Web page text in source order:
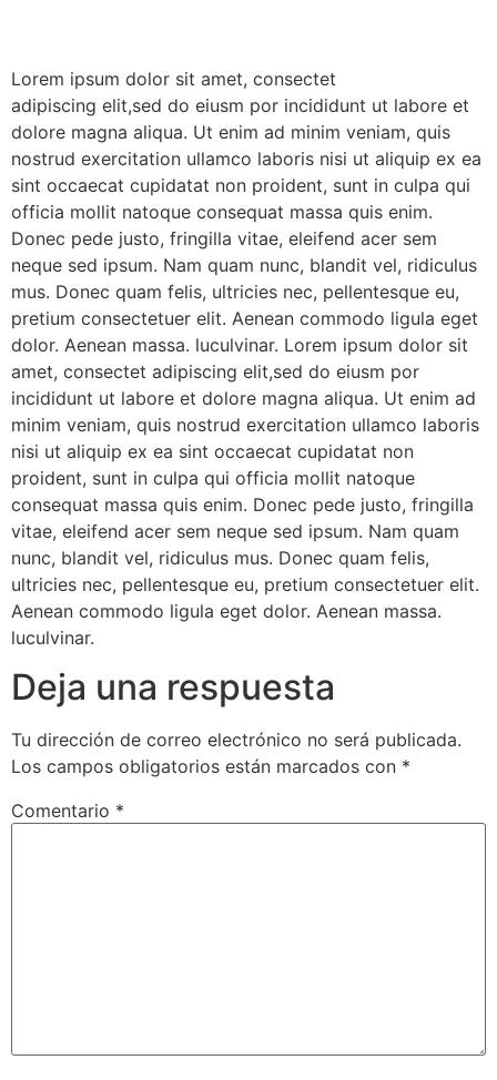
Lorem ipsum dolor sit amet, consectet
adipiscing elit,sed do eiusm por incididunt ut labore et
dolore magna aliqua. Ut enim ad minim veniam, quis
nostrud exercitation ullamco laboris nisi ut aliquip ex ea
sint occaecat cupidatat non proident, sunt in culpa qui
officia mollit natoque consequat massa quis enim.
Donec pede justo, fringilla vitae, eleifend acer sem
neque sed ipsum. Nam quam nunc, blandit vel, ridiculus
mus. Donec quam felis, ultricies nec, pellentesque eu,
pretium consectetuer elit. Aenean commodo ligula eget
dolor. Aenean massa. luculvinar. Lorem ipsum dolor sit
amet, consectet adipiscing elit,sed do eiusm por
incididunt ut labore et dolore magna aliqua. Ut enim ad
minim veniam, quis nostrud exercitation ullamco laboris
nisi ut aliquip ex ea sint occaecat cupidatat non
proident, sunt in culpa qui officia mollit natoque
consequat massa quis enim. Donec pede justo, fringilla
vitae, eleifend acer sem neque sed ipsum. Nam quam
nunc, blandit vel, ridiculus mus. Donec quam felis,
ultricies nec, pellentesque eu, pretium consectetuer elit.
Aenean commodo ligula eget dolor. Aenean massa.
luculvinar.
Deja una respuesta
Tu dirección de correo electrónico no será publicada.
Los campos obligatorios están marcados con *
Comentario *